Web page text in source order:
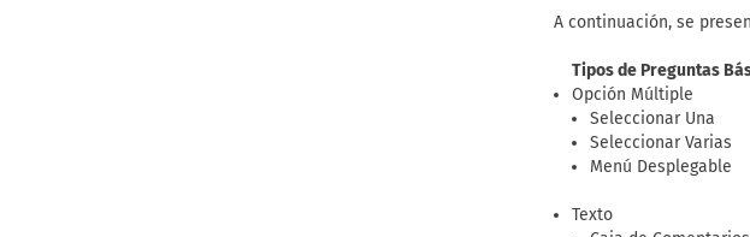
A continuación, se
Tipos de Preguntas
Opción Múltiple
Seleccionar Una
Seleccionar Varias
Menú Desplegable
Texto